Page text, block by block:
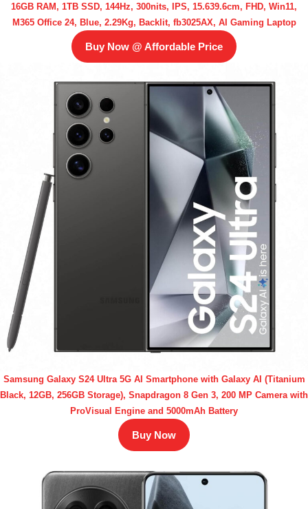
16GB RAM, 1TB SSD, 144Hz, 300nits, IPS, 15.639.6cm, FHD, Win11,
M365 Office 24, Blue, 2.29Kg, Backlit, fb3025AX, AI Gaming Laptop
Buy Now @ Affordable Price
Samsung Galaxy S24 Ultra 5G AI Smartphone with Galaxy AI (Titanium
Black, 12GB, 256GB Storage), Snapdragon 8 Gen 3, 200 MP Camera with
ProVisual Engine and 5000mAh Battery
Buy Now